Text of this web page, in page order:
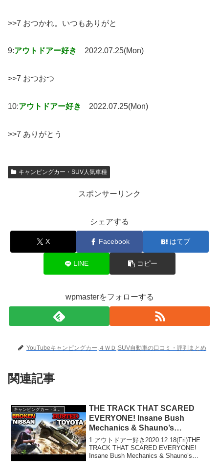
>>7 おつかれ。いつもありがと
9:アウトドアー好き 2022.07.25(Mon)
>>7 おつおつ
10:アウトドアー好き 2022.07.25(Mon)
>>7 ありがとう
キャンピングカー・SUV人気車種
スポンサーリンク
シェアする
X Facebook はてブ
LINE コピー
wpmasterをフォローする
YouTubeキャンピングカー,４ＷＤ,SUV自動車の口コミ・評判まとめ
関連記事
キャンピングカー・SUV人気車種
THE TRACK THAT SCARED
EVERYONE! Insane Bush
Mechanics & Shauno’s
Funniest Cook-Up Ever!
1:アウトドアー好き2020.12.18(Fri)THE
TRACK THAT SCARED EVERYONE!
Insane Bush Mechanics & Shauno’s